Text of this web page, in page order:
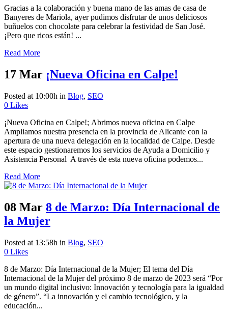
Gracias a la colaboración y buena mano de las amas de casa de
Banyeres de Mariola, ayer pudimos disfrutar de unos deliciosos
buñuelos con chocolate para celebrar la festividad de San José.
¡Pero que ricos están! ...
Read More
17 Mar ¡Nueva Oficina en Calpe!
Posted at 10:00h in Blog, SEO
0 Likes
¡Nueva Oficina en Calpe!; Abrimos nueva oficina en Calpe
Ampliamos nuestra presencia en la provincia de Alicante con la
apertura de una nueva delegación en la localidad de Calpe. Desde
este espacio gestionaremos los servicios de Ayuda a Domicilio y
Asistencia Personal A través de esta nueva oficina podemos...
Read More
08 Mar 8 de Marzo: Día Internacional de
la Mujer
Posted at 13:58h in Blog, SEO
0 Likes
8 de Marzo: Día Internacional de la Mujer; El tema del Día
Internacional de la Mujer del próximo 8 de marzo de 2023 será “Por
un mundo digital inclusivo: Innovación y tecnología para la igualdad
de género”. “La innovación y el cambio tecnológico, y la
educación...